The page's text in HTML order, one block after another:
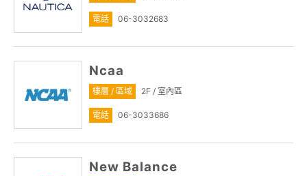
電話 06-3032683
Ncaa
樓層 / 區域 2F / 室內區
電話 06-3033686
New Balance